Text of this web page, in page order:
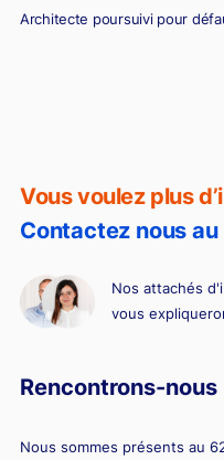
Vous voulez plus
Contactez nous
Nos attachés
vous
Rencontrons-nous
Nous sommes présents au
Architecte poursuivi pour